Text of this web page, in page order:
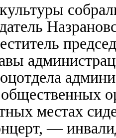
местах
—